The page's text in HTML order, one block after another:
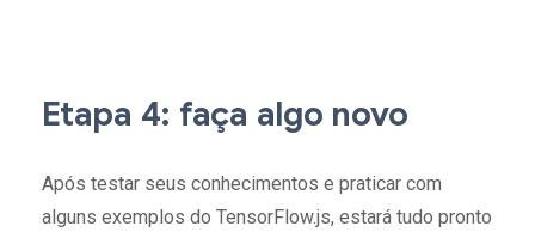
Etapa 4: faça algo novo
Após testar seus conhecimentos e praticar com
alguns exemplos do TensorFlow.js, estará tudo pronto